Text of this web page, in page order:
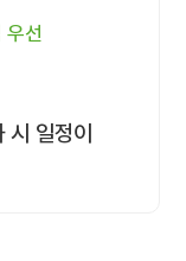
우선
일정이